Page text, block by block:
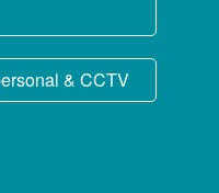
& CCTV